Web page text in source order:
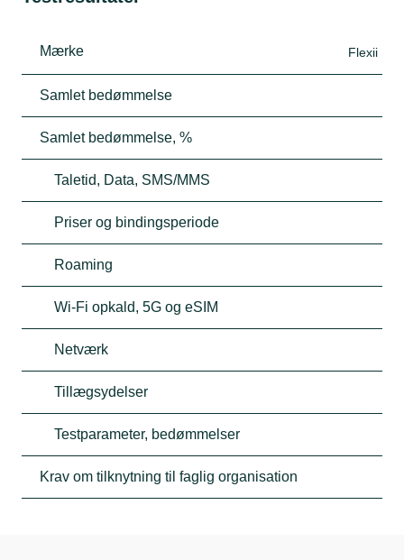
Mærke Flexii
Samlet bedømmelse
Samlet bedømmelse, %
Taletid, Data, SMS/MMS
Priser og bindingsperiode
Roaming
Wi-Fi opkald, 5G og eSIM
Netværk
Tillægsydelser
Testparameter, bedømmelser
Krav om tilknytning til faglig organisation